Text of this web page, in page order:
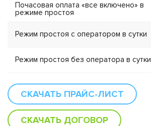
Почасовая оплата «все включено» в
режиме простоя
Режим простоя с оператором в сутки
Режим простоя без оператора в сутки
СКАЧАТЬ ПРАЙС-ЛИСТ
СКАЧАТЬ ДОГОВОР